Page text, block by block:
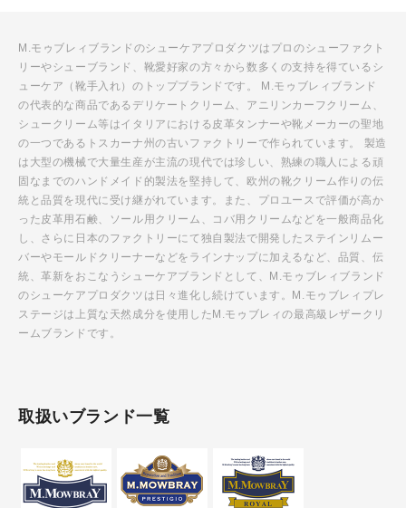
M.モゥブレィブランドのシューケアプロダクツはプロのシューファクト
リーやシューブランド、靴愛好家の方々から数多くの支持を得ているシ
ューケア（靴手入れ）のトップブランドです。 M.モゥブレィブランド
の代表的な商品であるデリケートクリーム、アニリンカーフクリーム、
シュークリーム等はイタリアにおける皮革タンナーや靴メーカーの聖地
の一つであるトスカーナ州の古いファクトリーで作られています。 製造
は大型の機械で大量生産が主流の現代では珍しい、熟練の職人による頑
固なまでのハンドメイド的製法を堅持して、欧州の靴クリーム作りの伝
統と品質を現代に受け継がれています。また、プロユースで評価が高か
った皮革用石鹸、ソール用クリーム、コバ用クリームなどを一般商品化
し、さらに日本のファクトリーにて独自製法で開発したステインリムー
バーやモールドクリーナーなどをラインナップに加えるなど、品質、伝
統、革新をおこなうシューケアブランドとして、M.モゥブレィブランド
のシューケアプロダクツは日々進化し続けています。M.モゥブレィプレ
ステージは上質な天然成分を使用したM.モゥブレィの最高級レザークリ
ームブランドです。
取扱いブランド一覧